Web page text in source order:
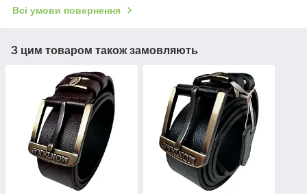
Всі умови повернення
З цим товаром також замовляють